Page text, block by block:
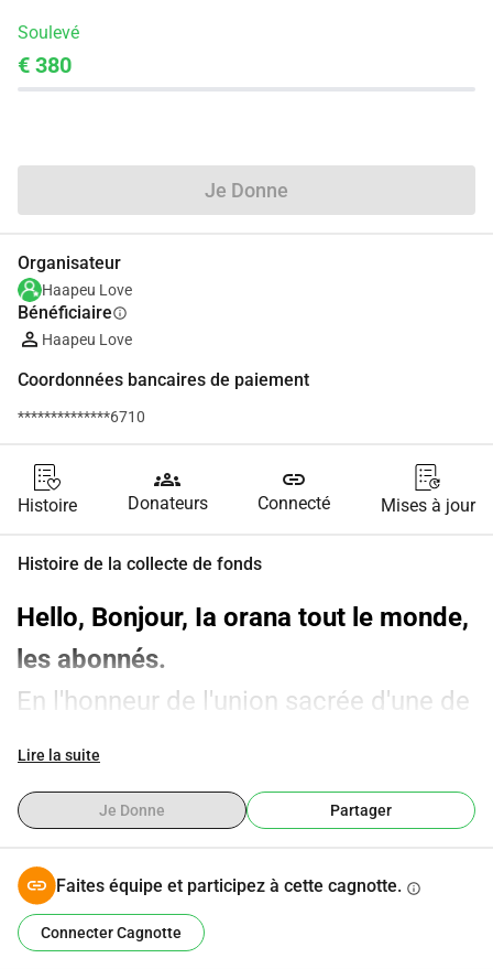
Soulevé
€ 380
Je Donne
Organisateur
Haapeu Love
Bénéficiaireinfo
Haapeu Love
Coordonnées bancaires de paiement
**************6710
Histoire
groups
Donateurs
link
Connecté Mises à jour
Histoire de la collecte de fonds
Hello, Bonjour, Ia orana tout le monde,
les abonnés.
En l'honneur de l'union sacrée d'une de
nos membres, HAAPEU LOVE, La Team
Pinpin D'Apenas organise une cagnotte
pour la rénovation, l'extension et
l'aménagement de sa maison. Pour
recevoir ses invités dans de bonnes
conditions, toutes commodités soient
Lire la suite
Je Donne Partager
Faites équipe et participez à cette cagnotte. info
Connecter Cagnotte